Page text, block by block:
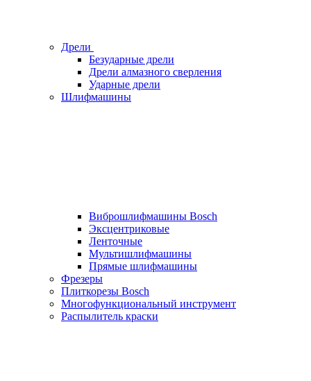
Дрели
Безударные дрели
Дрели алмазного сверления
Ударные дрели
Шлифмашины
Виброшлифмашины Bosch
Эксцентриковые
Ленточные
Мультишлифмашины
Прямые шлифмашины
Фрезеры
Плиткорезы Bosch
Многофункциональный инструмент
Распылитель краски